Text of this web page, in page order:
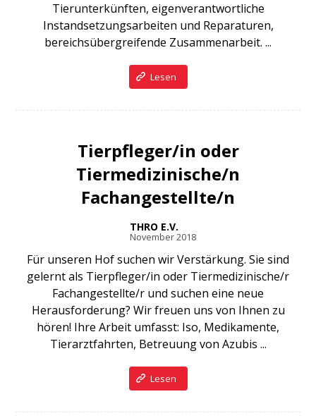
Tierunterkünften, eigenverantwortliche
Instandsetzungsarbeiten und Reparaturen,
bereichsübergreifende Zusammenarbeit. ...
Lesen
Tierpfleger/in oder
Tiermedizinische/n
Fachangestellte/n
THRO E.V.
November 2018
Für unseren Hof suchen wir Verstärkung. Sie sind
gelernt als Tierpfleger/in oder Tiermedizinische/r
Fachangestellte/r und suchen eine neue
Herausforderung? Wir freuen uns von Ihnen zu
hören! Ihre Arbeit umfasst: Iso, Medikamente,
Tierarztfahrten, Betreuung von Azubis ...
Lesen